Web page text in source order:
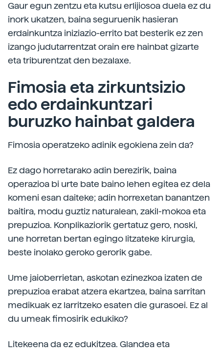
Gaur egun zentzu eta kutsu erlijiosoa duela ez du
inork ukatzen, baina seguruenik hasieran
erdainkuntza iniziazio-errito bat besterik ez zen
izango judutarrentzat orain ere hainbat gizarte
eta triburentzat den bezalaxe.
Fimosia eta zirkuntsizio
edo erdainkuntzari
buruzko hainbat galdera
Fimosia operatzeko adinik egokiena zein da?
Ez dago horretarako adin berezirik, baina
operazioa bi urte bate baino lehen egitea ez dela
komeni esan daiteke; adin horrexetan banantzen
baitira, modu guztiz naturalean, zakil-mokoa eta
prepuzioa. Konplikaziorik gertatuz gero, noski,
une horretan bertan egingo litzateke kirurgia,
beste inolako geroko gerorik gabe.
Ume jaioberrietan, askotan ezinezkoa izaten de
prepuzioa erabat atzera ekartzea, baina sarritan
medikuak ez larritzeko esaten die gurasoei. Ez al
du umeak fimosirik edukiko?
Litekeena da ez edukitzea. Glandea eta